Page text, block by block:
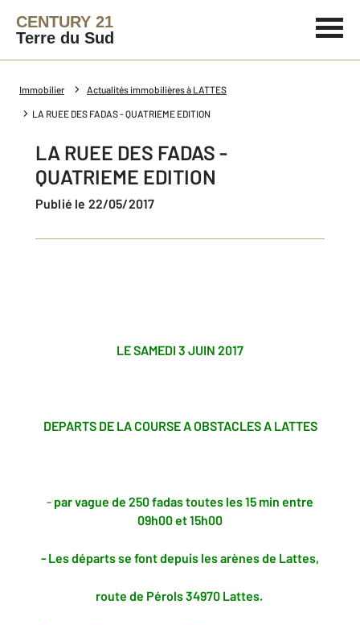
CENTURY 21
Terre du Sud
Immobilier Actualités immobilières à LATTES
LA RUEE DES FADAS - QUATRIEME EDITION
LA RUEE DES FADAS -
QUATRIEME EDITION
Publié le 22/05/2017
LE SAMEDI 3 JUIN 2017
DEPARTS DE LA COURSE A OBSTACLES A LATTES
- par vague de 250 fadas toutes les 15 min entre
09h00 et 15h00
- Les départs se font depuis les arènes de Lattes,
route de Pérols 34970 Lattes.